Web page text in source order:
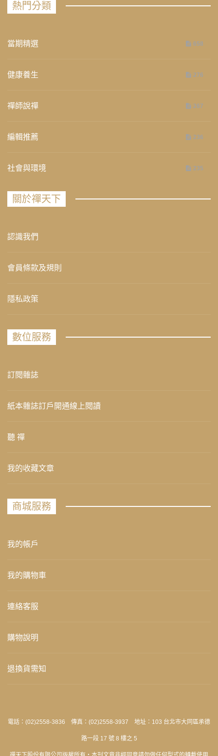
熱門分類
當期精選 658
健康養生 276
禪師說禪 267
編輯推薦 236
社會與環境 235
關於禪天下
認識我們
會員條款及規則
隱私政策
數位服務
訂閱雜誌
紙本雜誌訂戶開通線上閱讀
聽 禪
我的收藏文章
商城服務
我的帳戶
我的購物車
連絡客服
購物說明
退換貨需知
電話：(02)2558-3836 傳真：(02)2558-3937 地址：103 台北市大同區承德
路一段 17 號 8 樓之 5